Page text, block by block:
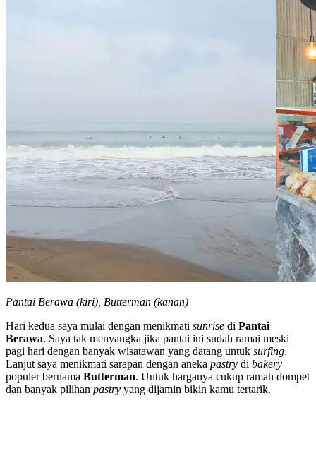
Pantai Berawa (kiri), Butterman (kanan)
Hari kedua saya mulai dengan menikmati sunrise di Pantai
Berawa. Saya tak menyangka jika pantai ini sudah ramai meski
pagi hari dengan banyak wisatawan yang datang untuk surfing.
Lanjut saya menikmati sarapan dengan aneka pastry di bakery
populer bernama Butterman. Untuk harganya cukup ramah dompet
dan banyak pilihan pastry yang dijamin bikin kamu tertarik.